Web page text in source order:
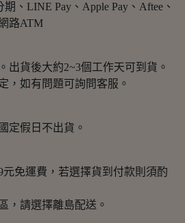
、LINE Pay、Apple Pay、Aftee、
路ATM
出貨後大約2~3個工作天可到貨。
，如有問題可詢問客服。
定假日不出貨。
元免運費，若選擇貨到付款則須酌
，請選擇離島配送。